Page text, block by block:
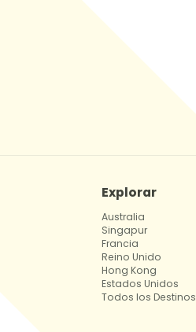
Explorar
Australia
Singapur
Francia
Reino Unido
Hong Kong
Estados Unidos
Todos los Destinos